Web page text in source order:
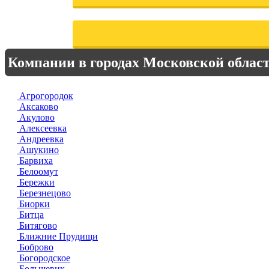
Компании в городах Московской
Агрогородок
Аксаково
Акулово
Алексеевка
Андреевка
Ашукино
Барвиха
Белоомут
Бережки
Березнецово
Биорки
Битца
Битягово
Ближние Прудищи
Боброво
Богородское